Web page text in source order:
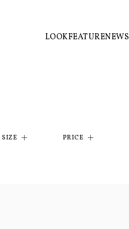
LOOKFEATURENEWS
SIZE PRICE